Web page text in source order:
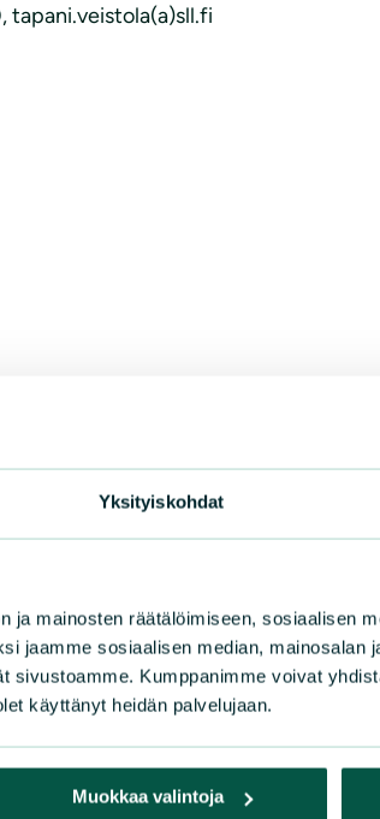
Yksityiskohdat
ja mainosten räätälöimiseen, sosiaalisen
jaamme sosiaalisen median, mainosalan
sivustoamme. Kumppanimme voivat
käyttänyt heidän palvelujaan.
Muokkaa valintoja
tapani.veistola(a)sll.fi